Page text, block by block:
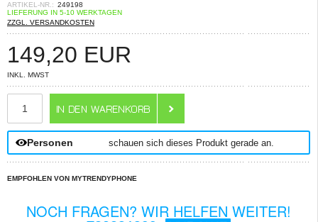
ARTIKEL-NR.: 249198
LIEFERUNG IN 5-10 WERKTAGEN
ZZGL. VERSANDKOSTEN
149,20 EUR
INKL. MWST
Personen schauen sich dieses Produkt gerade an.
EMPFOHLEN VON MYTRENDYPHONE
NOCH FRAGEN? WIR HELFEN WEITER!